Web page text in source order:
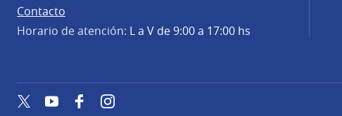
Contacto
Horario de atención: L a V de 9:00 a 17:00 hs
TwitterYouTube FacebookInstagram